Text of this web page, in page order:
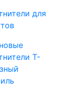
для
Т-